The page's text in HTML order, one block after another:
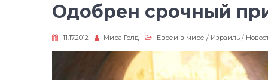
Одобрен срочный
11.17.2012 Мира Голд Евреи в мире / Израиль /